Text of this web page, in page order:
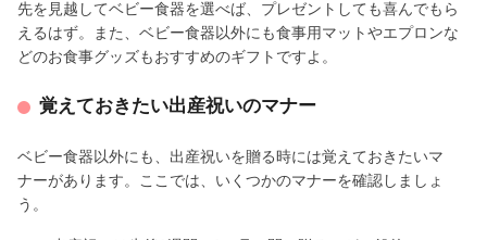
先を見越してベビー食器を選べば、プレゼントしても喜んでもら
えるはず。また、ベビー食器以外にも食事用マットやエプロンな
どのお食事グッズもおすすめのギフトですよ。
覚えておきたい出産祝いのマナー
ベビー食器以外にも、出産祝いを贈る時には覚えておきたいマ
ナーがあります。ここでは、いくつかのマナーを確認しましょ
う。